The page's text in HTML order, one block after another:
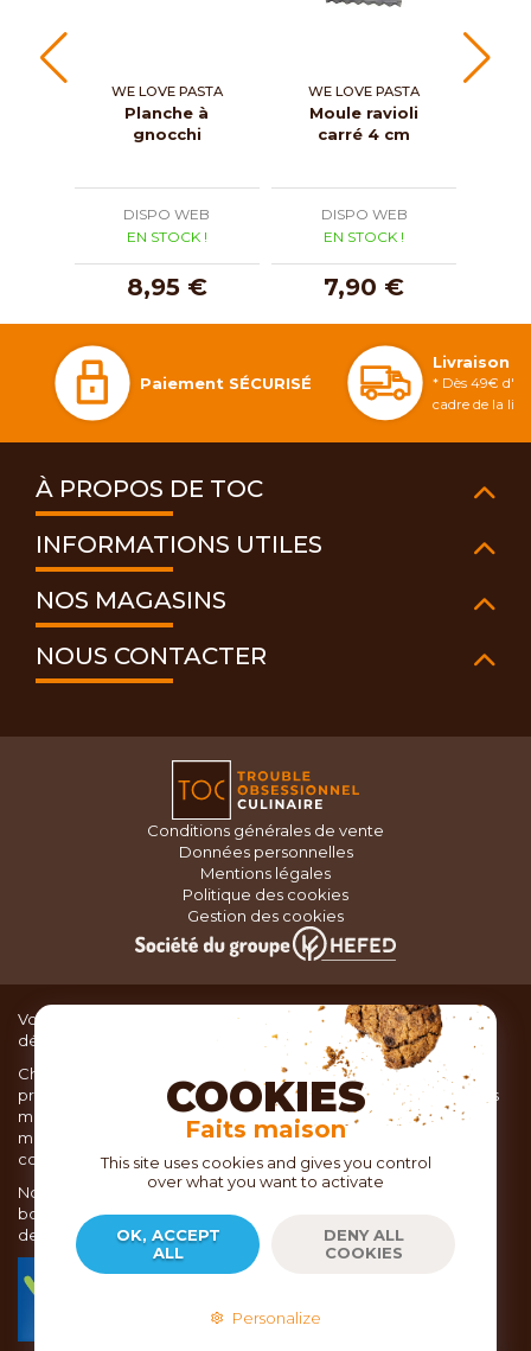
WE LOVE PASTA
Planche à
gnocchi
DISPO WEB
EN STOCK !
8,95 €
WE LOVE PASTA
Moule ravioli
carré 4 cm
DISPO WEB
EN STOCK !
7,90 €
Paiement SÉCURISÉ
Livraison
* Dès 49€
cadre de la
À PROPOS DE TOC
INFORMATIONS UTILES
NOS MAGASINS
NOUS CONTACTER
Conditions générales de vente
Données personnelles
Mentions légales
Politique des cookies
Gestion des cookies
Vous recherchez du matériel de cuisine pour concocter de
délicieux plats ou des pâtisseries dignes d’un grand chef ?
Chez TOC, boutique d’ustensiles de cuisine, nous vous
proposons une large sélection de produits issus des meilleures
marques de matériel de cuisine: Ustensiles de pâtisserie,
matériel de cuisson, service de table, ustensiles de cuisine,
coutellerie, set picnic.
Nous vous réservons un accueil chaleureux au sein de nos 21
boutiques, mais vous trouverez également tout votre matériel
de cuisine en ligne sur notre site internet toc.fr
commerce et de la vente à distance depuis 2018.
COOKIES
Faits maison
This site uses cookies and gives you control
over what you want to activate
OK, ACCEPT
ALL
DENY ALL
COOKIES
Personalize